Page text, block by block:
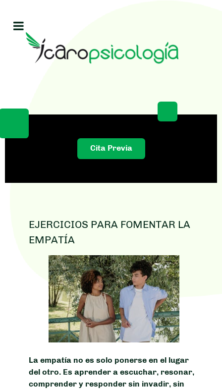
Cita Previa
EJERCICIOS PARA FOMENTAR LA
EMPATÍA
La empatía no es solo ponerse en el lugar
del otro. Es aprender a escuchar, resonar,
comprender y responder sin invadir, sin